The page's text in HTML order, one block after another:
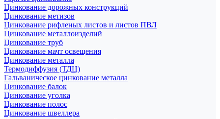
Цинкование дорожных конструкций
Цинкование метизов
Цинкование рифленых листов и листов ПВЛ
Цинкование металлоизделий
Цинкование труб
Цинкование мачт освещения
Цинкование металла
Термодиффузия (ТДЦ)
Гальваническое цинкование металла
Цинкование балок
Цинкование уголка
Цинкование полос
Цинкование швеллера